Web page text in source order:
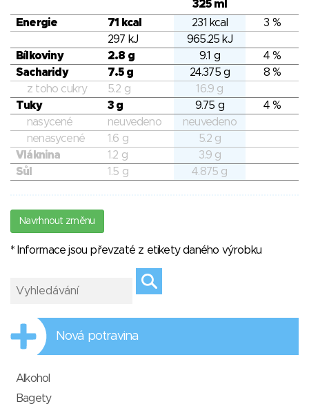
325 ml
Energie 71 kcal 231 kcal
3 %
297 kJ
965.25 kJ
Bílkoviny
2.8 g 9.1 g
4 %
Sacharidy
7.5 g 24.375 g
8 %
z toho cukry
5.2 g
16.9 g
Tuky
3 g 9.75 g
4 %
nasycené
neuvedeno
neuvedeno
nenasycené
1.6 g
5.2 g
Vláknina
1.2 g
3.9 g
Sůl
1.5 g 4.875 g
Navrhnout změnu
* Informace jsou převzaté z etikety daného výrobku
Nová potravina
Alkohol
Bagety